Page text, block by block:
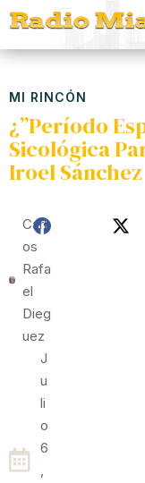
MI RINCÓN
¿”Período
Sicológica
Iroel Sánchez
Carl
Os
Rafa
El
Dieg
Uez
J
U
Li
O
6
,